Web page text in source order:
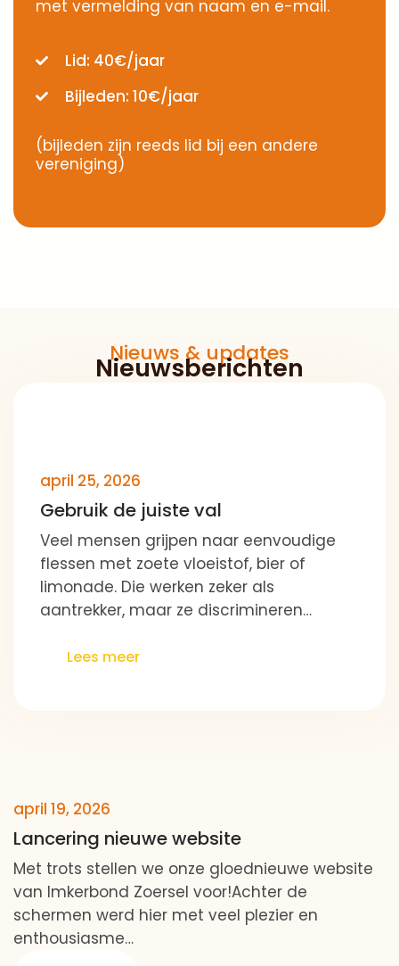
Bijleden: 10€/jaar
vereniging)
Nieuwsberichten
Gebruik de juiste val
Veel mensen grijpen naar eenvoudige
flessen met zoete vloeistof, bier of
limonade. Die werken zeker als
aantrekker, maar ze discrimineren…
Lancering nieuwe website
Met trots stellen we onze gloednieuwe website
van Imkerbond Zoersel voor!Achter de
schermen werd hier met veel plezier en
enthousiasme…
Lees meer